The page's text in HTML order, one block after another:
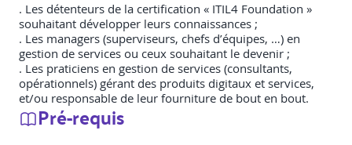
. Les détenteurs de la certification « ITIL4 Foundation »
souhaitant développer leurs connaissances ;
. Les managers (superviseurs, chefs d’équipes, …) en
gestion de services ou ceux souhaitant le devenir ;
. Les praticiens en gestion de services (consultants,
opérationnels) gérant des produits digitaux et services,
et/ou responsable de leur fourniture de bout en bout.
Pré-requis